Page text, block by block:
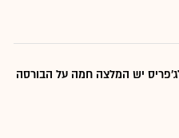
יש המלצה חמה על הבורסה